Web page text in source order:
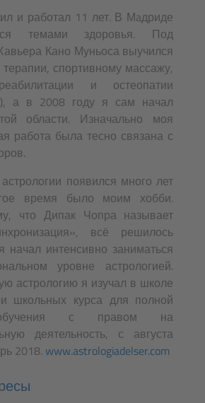
и работал 11 лет. В Мaдриде
темами здоровья. Под
Кано Муньоса выучился
спортивному массажу,
и остеопатии
а в 2008 году я сам начал
области. Изначально моя
работа была тесно связана с
появился много лет
время было моим хобби.
что Дипак Чопра называет
всё решилось
интенсивно заниматься
уровне астрологией.
астрологию я изучал в школе
школьных курса для полной
с правом на
деятельность, с августа
2018.www.astrologiadelser.com